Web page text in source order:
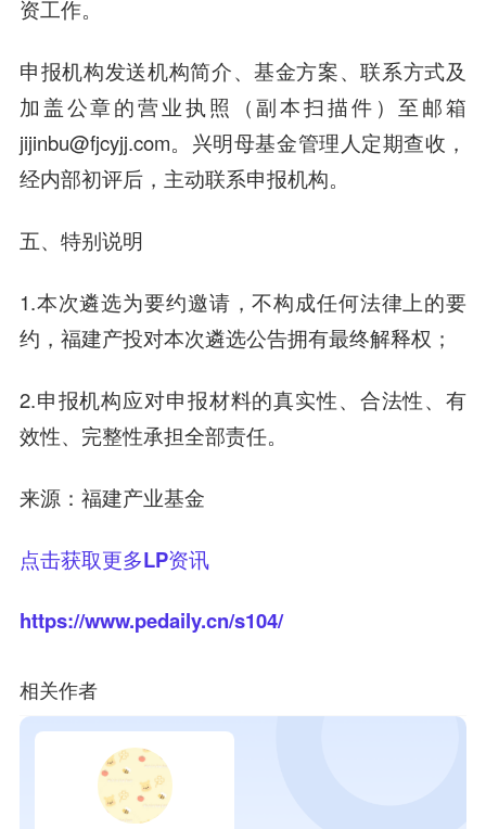
资工作。
申报机构发送机构简介、基金方案、联系方式及
加盖公章的营业执照（副本扫描件）至邮箱
jijinbu@fjcyjj.com。兴明母基金管理人定期查收，
经内部初评后，主动联系申报机构。
五、 特别说明
1.本次遴选为要约邀请，不构成任何法律上的要
约，福建产投对本次遴选公告拥有最终解释权；
2.申报机构应对申报材料的真实性、合法性、有
效性、完整性承担全部责任。
来源：福建产业基金
点击获取更多LP资讯
https://www.pedaily.cn/s104/
相关作者